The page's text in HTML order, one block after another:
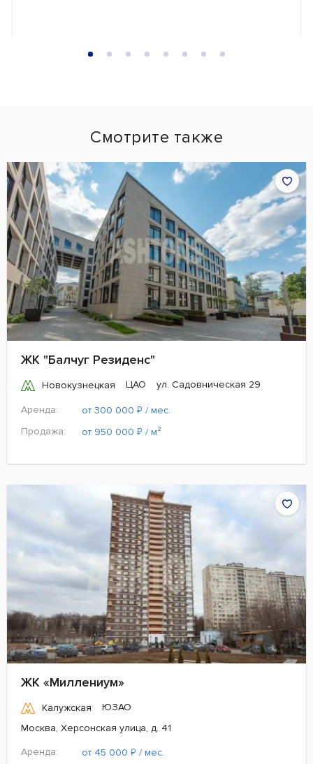
Смотрите также
ЖК "Балчуг Резиденс"
Новокузнецкая ЦАО ул. Садовническая 29
Аренда: от 300 000 ₽ / мес.
Продажа:
от 950 000 ₽ / м²
ЖК «Миллениум»
Калужская
ЮЗАО
Москва, Херсонская улица, д. 41
Аренда:
от 45 000 ₽ / мес.